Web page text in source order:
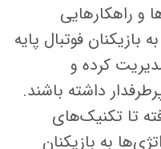
و راهکارهایی
فوتبال پایه
کرده و
داشته باشند.
تا تکنیک‌های
به بازیکنان